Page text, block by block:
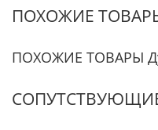
ПОХОЖИЕ
ПОХОЖИЕ ТОВАРЫ